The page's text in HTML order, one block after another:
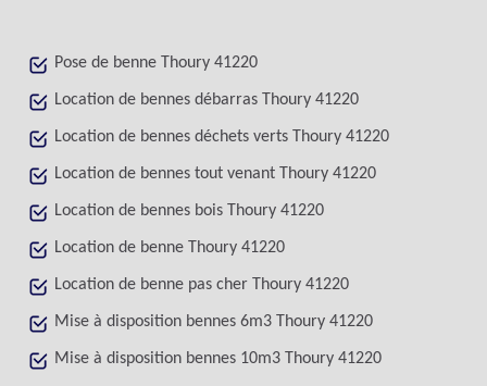
Pose de benne Thoury 41220
Location de bennes débarras Thoury 41220
Location de bennes déchets verts Thoury 41220
Location de bennes tout venant Thoury 41220
Location de bennes bois Thoury 41220
Location de benne Thoury 41220
Location de benne pas cher Thoury 41220
Mise à disposition bennes 6m3 Thoury 41220
Mise à disposition bennes 10m3 Thoury 41220